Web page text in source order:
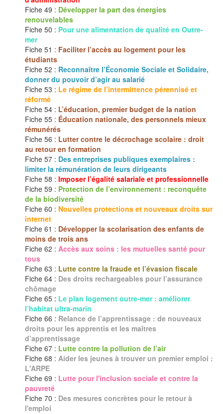
Fiche 49 : Développer la part des énergies
renouvelables
Fiche 50 : Pour une alimentation de qualité en Outre-
mer
Fiche 51 : Faciliter l’accès au logement pour les
étudiants
Fiche 52 : Reconnaître l’Économie Sociale et Solidaire,
donner du pouvoir d’agir au salarié
Fiche 53 : Le régime de l’intermittence pérennisé et
réformé
Fiche 54 : L’éducation, premier budget de la nation
Fiche 55 : Éducation nationale, des personnels mieux
rémunérés
Fiche 56 : Lutter contre le décrochage scolaire : droit
au retour en formation
Fiche 57 : Des entreprises publiques exemplaires :
limiter la rémunération de leurs dirigeants
Fiche 58 : Imposer l’égalité salariale et professionnelle
Fiche 59 : Protection de l’environnement : reconquête
de la biodiversité
Fiche 60 : Nouvelles protections et nouveaux droits sur
internet
Fiche 61 : Développer la scolarisation des enfants de
moins de trois ans
Fiche 62 : Accès aux soins : les mutuelles santé pour
tous
Fiche 63 : Lutte contre la fraude et l’évasion fiscale
Fiche 64 : Des droits rechargeables pour l’assurance
chômage
Fiche 65 : Le plan logement outre-mer : améliorer
l’habitat ultra-marin
Fiche 66 : Relance de l’apprentissage : de nouveaux
droits pour les apprentis et les maîtres
d’apprentissage
Fiche 67 : Lutte contre la pollution de l’air
Fiche 68 : Aider les jeunes à trouver un premier emploi :
L'ARPE
Fiche 69 : Lutte pour l'inclusion sociale et contre la
pauvreté
Fiche 70 : Des mesures concrètes pour le retour à
l'emploi